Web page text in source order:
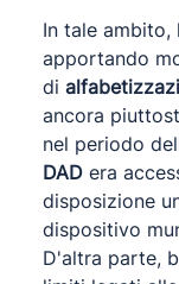
In tale
apportando
di
ancora
nel periodo
DAD era
disposizione
dispositivo
D'altra parte,